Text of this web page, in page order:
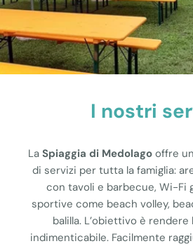
I nostri
La Spiaggia di Medolagooffre
di servizi per tutta la famiglia:
con tavoli e barbecue, Wi-Fi
sportive come beach volley,
balilla. L’obiettivo è
indimenticabile. Facilmente